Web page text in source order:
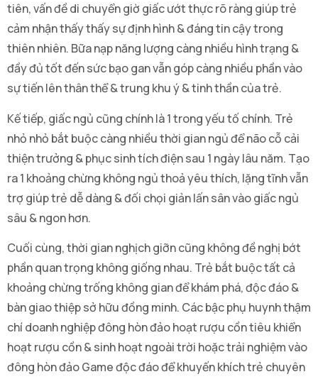
tiên, vấn đề di chuyển giờ giấc ướt thực rõ ràng giúp trẻ
cảm nhận thấy thấy sự định hình & đáng tin cậy trong
thiên nhiên. Bữa nạp năng lượng càng nhiều hình trạng &
đầy đủ tốt đến sức bạo gan vẫn góp càng nhiều phần vào
sự tiến lên thân thể & trung khu ý & tinh thần của trẻ.
Kế tiếp, giấc ngủ cũng chính là 1 trong yếu tố chính. Trẻ
nhỏ nhỏ bắt buộc càng nhiều thời gian ngủ để não cỗ cải
thiện trưởng & phục sinh tích điện sau 1 ngày lâu năm. Tạo
ra 1 khoảng chừng không ngủ thoả yêu thích, lặng tĩnh vẫn
trợ giúp trẻ dễ dàng & đối chọi giản lấn sân vào giấc ngủ
sâu & ngon hơn.
Cuối cùng, thời gian nghịch giỡn cũng không đề nghị bớt
phần quan trọng không giống nhau. Trẻ bắt buộc tất cả
khoảng chừng trống không gian để khám phá, độc đáo &
bàn giao thiệp sở hữu đồng minh. Các bậc phụ huynh thậm
chí doanh nghiệp đông hòn đảo hoạt rượu cồn tiêu khiển
hoạt rượu cồn & sinh hoạt ngoài trời hoặc trải nghiệm vào
đông hòn đảo Game độc đáo để khuyến khích trẻ chuyên